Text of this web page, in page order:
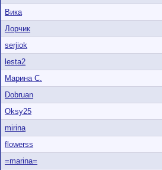
Вика
Лорчик
serjiok
lesta2
Марина С.
Dobruan
Oksy25
mirina
flowerss
=marina=